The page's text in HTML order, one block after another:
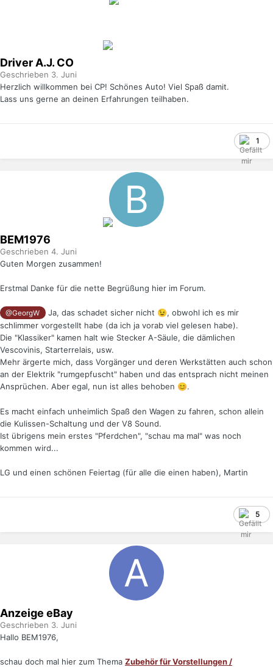
Driver A.J. CO
Geschrieben 3. Juni
Herzlich willkommen bei CP! Schönes Auto! Viel Spaß damit.
Lass uns gerne an deinen Erfahrungen teilhaben.
1
BEM1976
Geschrieben 4. Juni
Guten Morgen zusammen!
Erstmal Danke für die nette Begrüßung hier im Forum.
@GeorgW Ja, das schadet sicher nicht 😉, obwohl ich es mir
schlimmer vorgestellt habe (da ich ja vorab viel gelesen habe).
Die "Klassiker" kamen halt wie Stecker A-Säule, die dämlichen
Vescovinis, Starterrelais, usw.
Mehr ärgerte mich, dass Vorgänger und deren Werkstätten auch schon
an der Elektrik "rumgepfuscht" haben und das entsprach nicht meinen
Ansprüchen. Aber egal, nun ist alles behoben 😊.
Es macht einfach unheimlich Spaß den Wagen zu fahren, schon allein
die Kulissen-Schaltung und der V8 Sound.
Ist übrigens mein erstes "Pferdchen", "schau ma mal" was noch
kommen wird...
LG und einen schönen Feiertag (für alle die einen haben), Martin
5
Anzeige eBay
Geschrieben 3. Juni
Hallo BEM1976,
schau doch mal hier zum Thema Zubehör für Vorstellungen /